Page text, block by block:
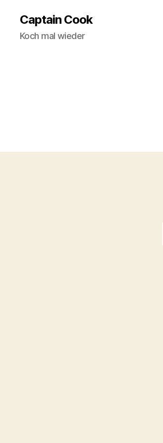
Captain Cook
Koch mal wieder